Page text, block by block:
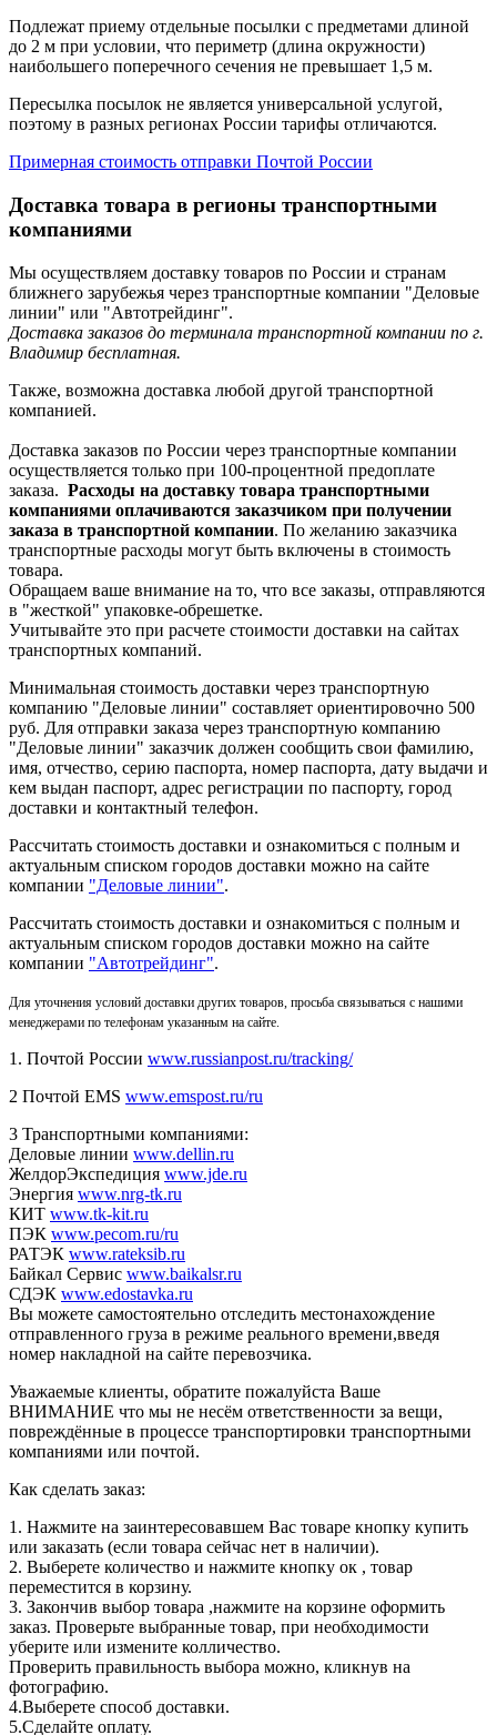
Подлежат приему отдельные посылки с предметами длиной
до 2 м при условии, что периметр (длина окружности)
наибольшего поперечного сечения не превышает 1,5 м.
Пересылка посылок не является универсальной услугой,
поэтому в разных регионах России тарифы отличаются.
Примерная стоимость отправки Почтой России
Доставка товара в регионы транспортными
компаниями
Мы осуществляем доставку товаров по России и странам
ближнего зарубежья через транспортные компании "Деловые
линии" или "Автотрейдинг".
Доставка заказов до терминала транспортной компании по г.
Владимир бесплатная.
Также, возможна доставка любой другой транспортной
компанией.
Доставка заказов по России через транспортные компании
осуществляется только при 100-процентной предоплате
заказа. Расходы на доставку товара транспортными
компаниями оплачиваются заказчиком при получении
заказа в транспортной компании. По желанию заказчика
транспортные расходы могут быть включены в стоимость
товара.
Обращаем ваше внимание на то, что все заказы, отправляются
в "жесткой" упаковке-обрешетке.
Учитывайте это при расчете стоимости доставки на сайтах
транспортных компаний.
Минимальная стоимость доставки через транспортную
компанию "Деловые линии" составляет ориентировочно 500
руб. Для отправки заказа через транспортную компанию
"Деловые линии" заказчик должен сообщить свои фамилию,
имя, отчество, серию паспорта, номер паспорта, дату выдачи и
кем выдан паспорт, адрес регистрации по паспорту, город
доставки и контактный телефон.
Рассчитать стоимость доставки и ознакомиться с полным и
актуальным списком городов доставки можно на сайте
компании "Деловые линии".
Рассчитать стоимость доставки и ознакомиться с полным и
актуальным списком городов доставки можно на сайте
компании "Автотрейдинг".
Для уточнения условий доставки других товаров, просьба связываться с нашими
менеджерами по телефонам указанным на сайте.
1. Почтой России www.russianpost.ru/tracking/
2 Почтой EMS www.emspost.ru/ru
3 Транспортными компаниями:
Деловые линии www.dellin.ru
ЖелдорЭкспедиция www.jde.ru
Энергия www.nrg-tk.ru
КИТ www.tk-kit.ru
ПЭК www.pecom.ru/ru
РАТЭК www.rateksib.ru
Байкал Сервис www.baikalsr.ru
СДЭК www.edostavka.ru
Вы можете самостоятельно отследить местонахождение
отправленного груза в режиме реального времени,введя
номер накладной на сайте перевозчика.
Уважаемые клиенты, обратите пожалуйста Ваше
ВНИМАНИЕ что мы не несём ответственности за вещи,
повреждённые в процессе транспортировки транспортными
компаниями или почтой.
Как сделать заказ:
1. Нажмите на заинтересовавшем Вас товаре кнопку купить
или заказать (если товара сейчас нет в наличии).
2. Выберете количество и нажмите кнопку ок , товар
переместится в корзину.
3. Закончив выбор товара ,нажмите на корзине оформить
заказ. Проверьте выбранные товар, при необходимости
уберите или измените колличество.
Проверить правильность выбора можно, кликнув на
фотографию.
4.Выберете способ доставки.
5.Сделайте оплату.